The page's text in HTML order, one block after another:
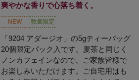
爽やかな香りで心落ち着く。
NEW 数量限定
「9204 アダージオ」の5gティーバッグ
20個限定パック入です。麦茶と同じく
ノンカフェインなので、ご家族皆様で
お楽しみいただけます。ご自宅用はも